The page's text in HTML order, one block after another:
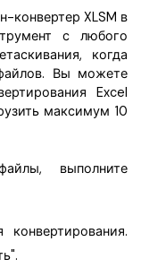
конвертер XLSM в
с любого
когда
Вы можете
Excel
максимум 10
выполните